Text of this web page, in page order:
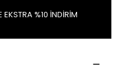
EKSTRA %10 İNDİRİM